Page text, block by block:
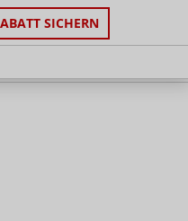
SICHERN
buchen!